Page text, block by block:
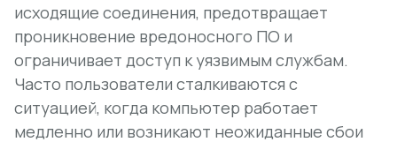
исходящие соединения, предотвращает
проникновение вредоносного ПО и
ограничивает доступ к уязвимым службам.
Часто пользователи сталкиваются с
ситуацией, когда компьютер работает
медленно или возникают неожиданные сбои